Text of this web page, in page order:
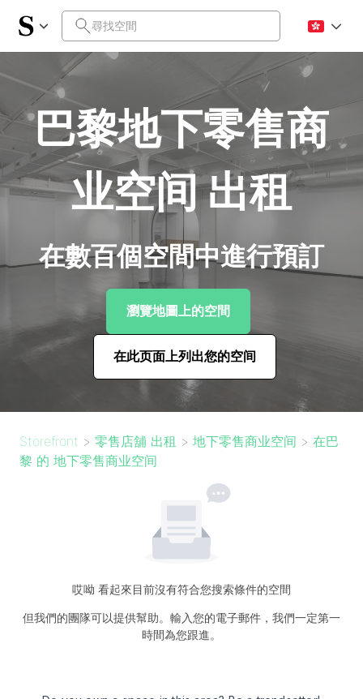
巴黎地下零售商
业空间 出租
在數百個空間中進行預訂
瀏覽地圖上的空間
在此页面上列出您的空间
Storefront > 零售店舖 出租 > 地下零售商业空间 > 在巴
黎 的 地下零售商业空间
哎呦 看起來目前沒有符合您搜索條件的空間
但我們的團隊可以提供幫助。輸入您的電子郵件，我們一定第一
時間為您跟進。